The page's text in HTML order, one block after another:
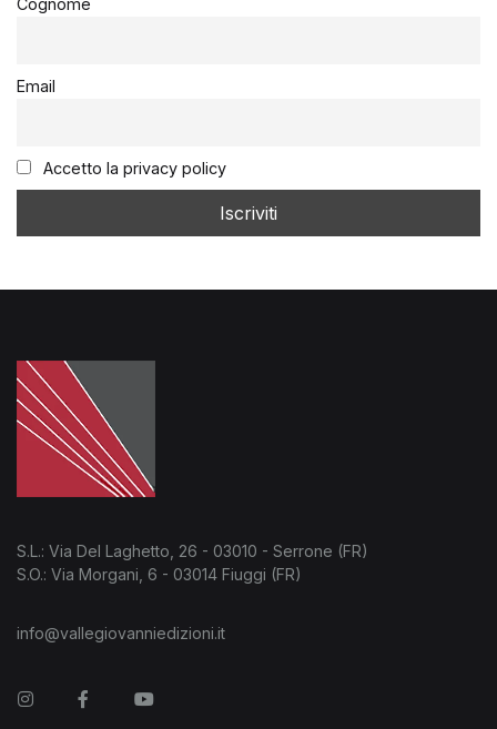
Email
Accetto la privacy policy
S.L.: Via Del Laghetto, 26 - 03010 - Serrone (FR)
S.O.: Via Morgani, 6 - 03014 Fiuggi (FR)
info@vallegiovanniedizioni.it
InstagramFacebookYou Tube